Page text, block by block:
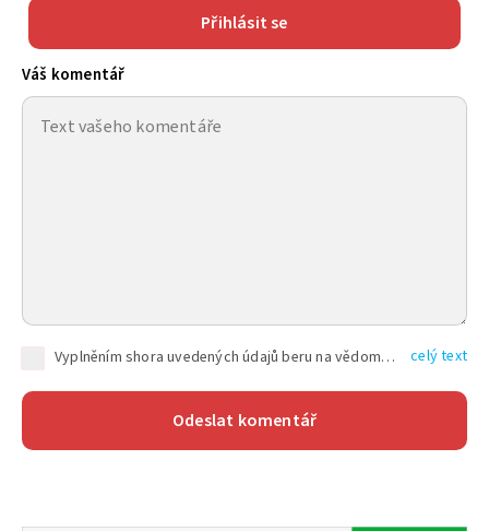
Přihlásit se
Váš komentář
Vyplněním shora uvedených údajů beru na vědomí, že společnost TEXT FACTORY s.r.o., sídlem Brno, Durďákova 336/29, Černá Pole, PSČ: 613 00, IČ: 06157831, zapsané u Krajského soudu v Brně, oddíl C, vložka 100399, bude zpracovávat mé osobní údaje uvedené v rámci mnou vyplněného registračního formuláře na základě oprávněných zájmů TEXT FACTORY s.r.o. dle čl. 6 odst. 1 písm. f) GDPR a pro splnění právních povinností (čl. 6 odst. 1 písm. c) GDPR), a to pro tyto účely: nezbytnost zajistit oprávnění návštěvníka webových stránek provozovaných společností TEXT FACTORY s.r.o. přispívat aktivně ke zveřejněným článkům nebo v rámci diskusních fór a výkon práv TEXT FACTORY s.r.o. jako administrátora těchto diskusních fór. Více informací o zpracování osobních údajů a právech lze nalézt v celý text